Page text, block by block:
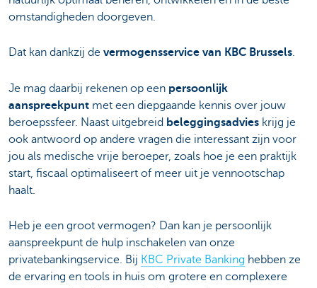
omstandigheden doorgeven.
Dat kan dankzij de vermogensservice van KBC Brussels.
Je mag daarbij rekenen op een persoonlijk
aanspreekpunt met een diepgaande kennis over jouw
beroepssfeer. Naast uitgebreid beleggingsadvies krijg je
ook antwoord op andere vragen die interessant zijn voor
jou als medische vrije beroeper, zoals hoe je een praktijk
start, fiscaal optimaliseert of meer uit je vennootschap
haalt.
Heb je een groot vermogen? Dan kan je persoonlijk
aanspreekpunt de hulp inschakelen van onze
privatebankingservice. Bij KBC Private Banking hebben ze
de ervaring en tools in huis om grotere en complexere